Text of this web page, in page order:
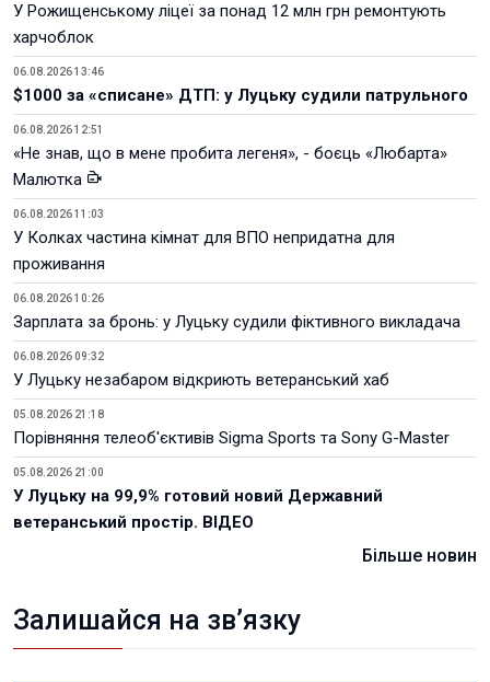
У Рожищенському ліцеї за понад 12 млн грн ремонтують
харчоблок
06.08.2026 13:46
$1000 за «списане» ДТП: у Луцьку судили патрульного
06.08.2026 12:51
«Не знав, що в мене пробита легеня», - боєць «Любарта»
Малютка
06.08.2026 11:03
У Колках частина кімнат для ВПО непридатна для
проживання
06.08.2026 10:26
Зарплата за бронь: у Луцьку судили фіктивного викладача
06.08.2026 09:32
У Луцьку незабаром відкриють ветеранський хаб
05.08.2026 21:18
Порівняння телеоб'єктивів Sigma Sports та Sony G-Master
05.08.2026 21:00
У Луцьку на 99,9% готовий новий Державний
ветеранський простір. ВІДЕО
Більше новин
Залишайся на зв’язку